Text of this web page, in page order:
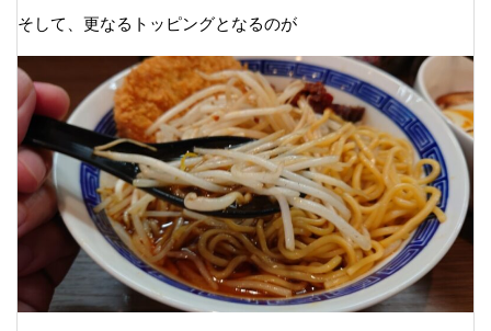
そして、更なるトッピングとなるのが